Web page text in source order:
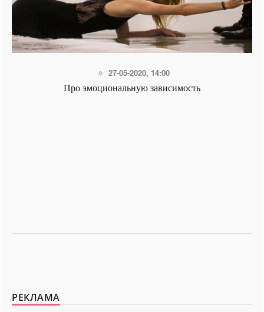
30-01-2020, 02:31
Невротическая потребность в любви - «Здоровье»
РЕКЛАМА